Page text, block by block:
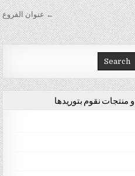
← عنوان الفروع
منتجات نقوم بتوريدها